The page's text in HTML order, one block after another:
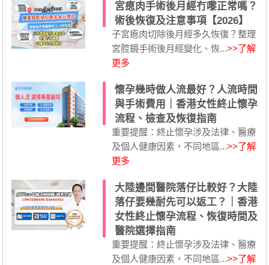
宮瘜肉手術後月經冇嚟正常嗎？
術後恢復及注意事項【2026】
子宮瘜肉切除後月經多久恢復？整理
宮腔鏡手術後月經變化、恢...>>了解
更多
懷孕幾時做人流最好？人流時間
與手術費用｜香港女性終止懷孕
流程、檢查及恢復指南
重要提醒：終止懷孕涉及法律、醫療
及個人健康因素，不同地區...>>了解
更多
大陸邊間醫院落仔比較好？大陸
落仔要幾耐先可以返工？｜香港
女性終止懷孕流程、恢復時間及
醫院選擇指南
重要提醒：終止懷孕涉及法律、醫療
及個人健康因素，不同地區...>>了解